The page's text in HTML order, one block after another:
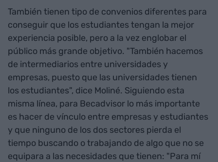
También tienen tipo de convenios diferentes para
conseguir que los estudiantes tengan la mejor
experiencia posible, pero a la vez englobar el
público más grande objetivo. "También hacemos
de intermediarios entre universidades y
empresas, puesto que las universidades tienen
los estudiantes", dice Moliné. Siguiendo esta
misma línea, para Becadvisor lo más importante
es hacer de vínculo entre empresas y estudiantes
y que ninguno de los dos sectores pierda el
tiempo buscando o trabajando de algo que no se
equipara a las necesidades que tienen: "Para mí